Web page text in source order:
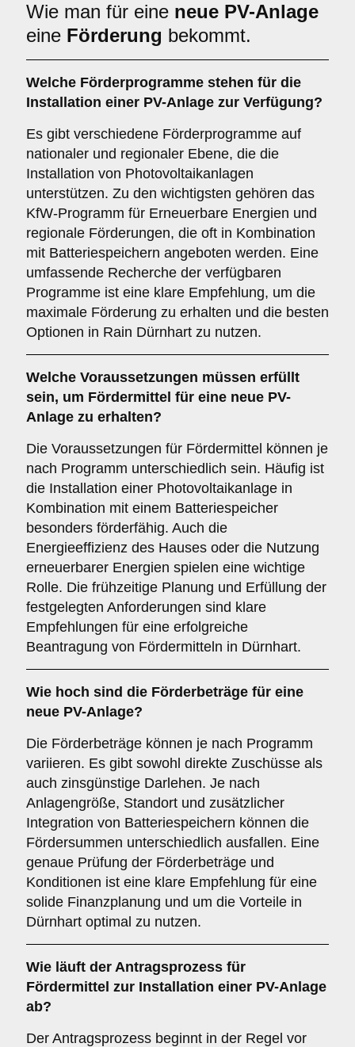
Wie man für eine neue PV-Anlage
eine Förderung bekommt.
Welche Förderprogramme stehen für die
Installation einer PV-Anlage zur Verfügung?
Es gibt verschiedene Förderprogramme auf
nationaler und regionaler Ebene, die die
Installation von Photovoltaikanlagen
unterstützen. Zu den wichtigsten gehören das
KfW-Programm für Erneuerbare Energien und
regionale Förderungen, die oft in Kombination
mit Batteriespeichern angeboten werden. Eine
umfassende Recherche der verfügbaren
Programme ist eine klare Empfehlung, um die
maximale Förderung zu erhalten und die besten
Optionen in Rain Dürnhart zu nutzen.
Welche Voraussetzungen müssen erfüllt
sein, um Fördermittel für eine neue PV-
Anlage zu erhalten?
Die Voraussetzungen für Fördermittel können je
nach Programm unterschiedlich sein. Häufig ist
die Installation einer Photovoltaikanlage in
Kombination mit einem Batteriespeicher
besonders förderfähig. Auch die
Energieeffizienz des Hauses oder die Nutzung
erneuerbarer Energien spielen eine wichtige
Rolle. Die frühzeitige Planung und Erfüllung der
festgelegten Anforderungen sind klare
Empfehlungen für eine erfolgreiche
Beantragung von Fördermitteln in Dürnhart.
Wie hoch sind die Förderbeträge für eine
neue PV-Anlage?
Die Förderbeträge können je nach Programm
variieren. Es gibt sowohl direkte Zuschüsse als
auch zinsgünstige Darlehen. Je nach
Anlagengröße, Standort und zusätzlicher
Integration von Batteriespeichern können die
Fördersummen unterschiedlich ausfallen. Eine
genaue Prüfung der Förderbeträge und
Konditionen ist eine klare Empfehlung für eine
solide Finanzplanung und um die Vorteile in
Dürnhart optimal zu nutzen.
Wie läuft der Antragsprozess für
Fördermittel zur Installation einer PV-Anlage
ab?
Der Antragsprozess beginnt in der Regel vor